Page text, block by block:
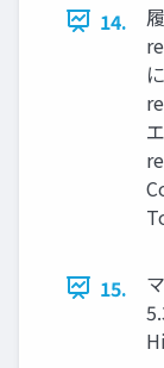
14.
15.